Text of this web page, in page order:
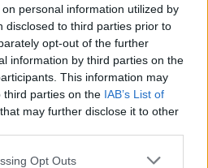
personal information utilized by
disclosed to third parties prior to
opt-out of the further
information by third parties on the
This information may
third parties on the IAB’s List of
that may further disclose it to other
app uses one or more Google
Opt Outs
έρωτας» – Στίχοι:
, Ερμηνεία: Σοφία
Γκοτσόπουλος,
Παπανικολάου, Ταμίλλα